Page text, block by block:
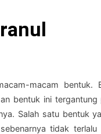
Lengkap dan
Kawasan
Mewujudkan Masa
Rp 2 trilyun/ bulan
macam bentuk.
bentuk ini tergantung
Salah satu bentuk
tidak terlalu